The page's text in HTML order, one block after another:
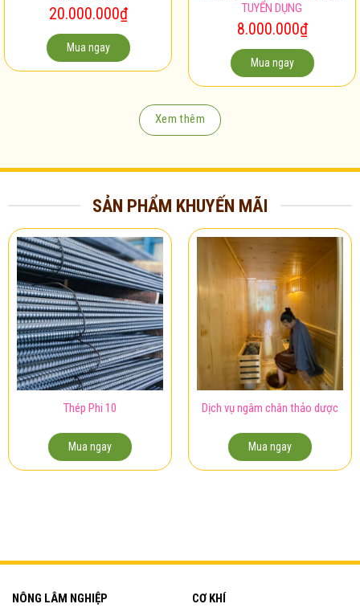
20.000.000₫
Mua ngay
TUYỂN DỤNG
8.000.000₫
Mua ngay
Xem thêm
SẢN PHẨM KHUYẾN MÃI
Thép Phi 10
Mua ngay
Dịch vụ ngâm chân thảo dược
Mua ngay
NÔNG LÂM NGHIỆP CƠ KHÍ